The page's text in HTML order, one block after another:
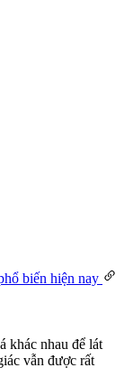
khác nhau để lát
vẫn được rất